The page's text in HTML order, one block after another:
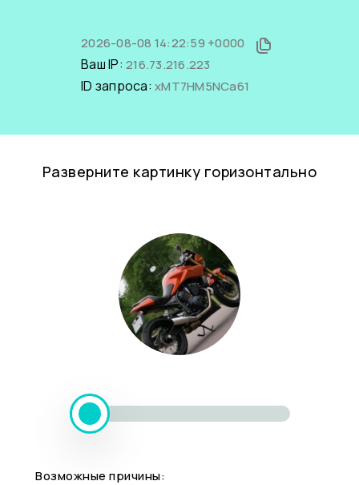
2026-08-08 14:22:59 +0000
Ваш IP: 216.73.216.223
ID запроса: xMT7HM5NCa61
Разверните картинку горизонтально
Возможные причины: